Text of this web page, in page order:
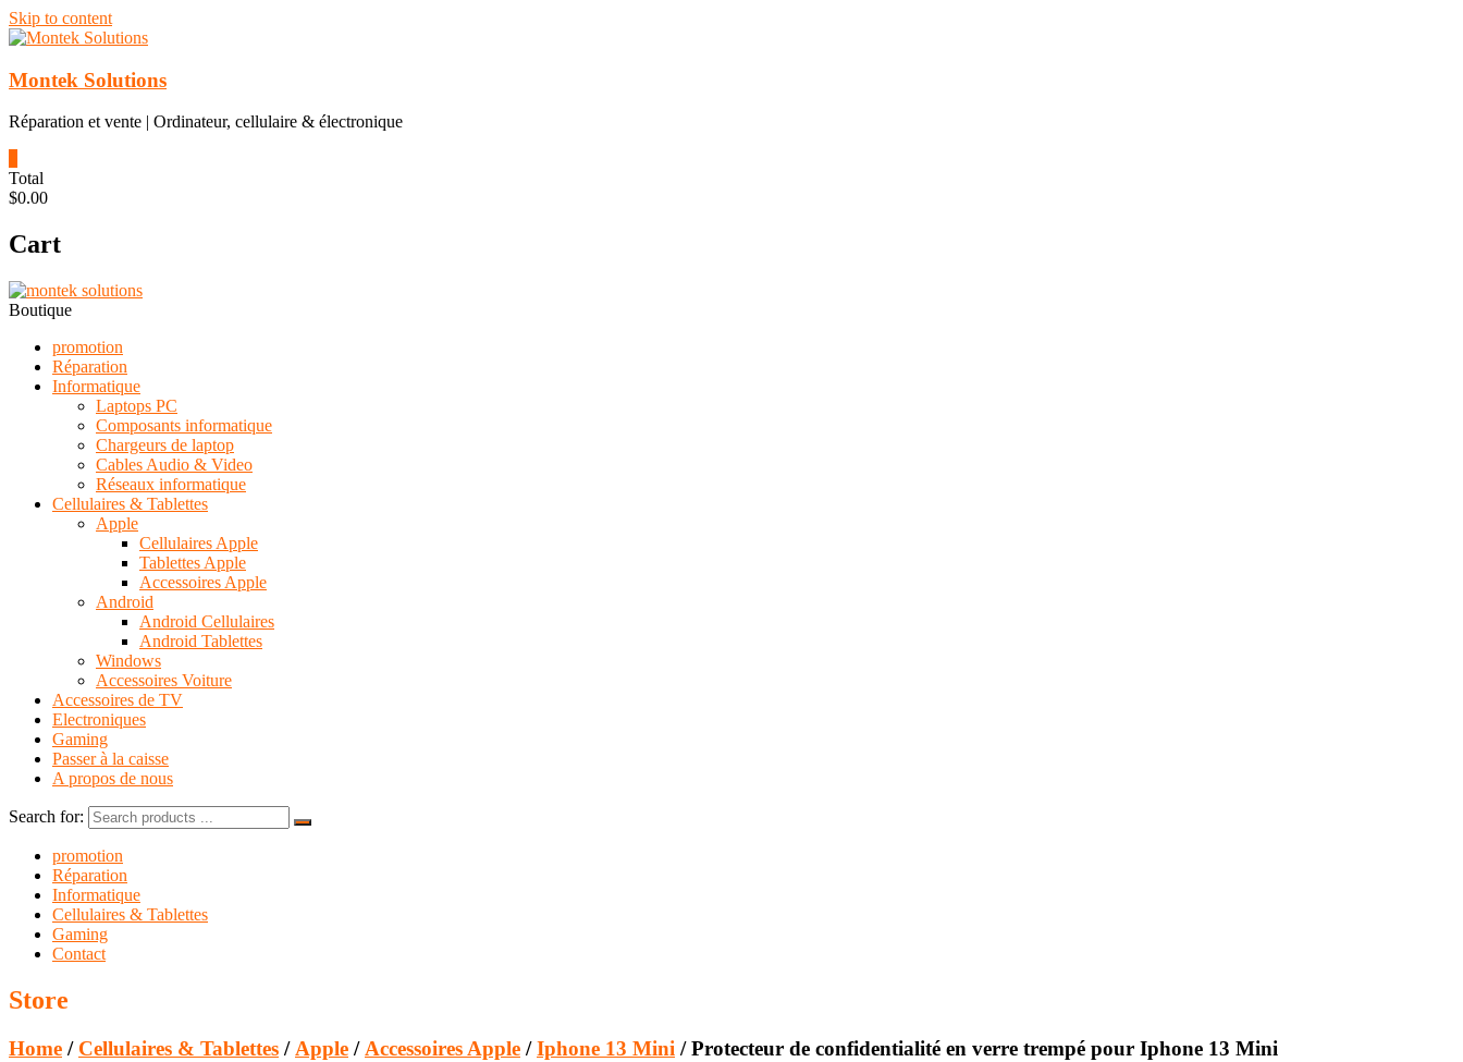
Skip to content
Montek Solutions
Réparation et vente | Ordinateur, cellulaire & électronique
Total
$0.00
Cart
Boutique
promotion
Réparation
Informatique
Laptops PC
Composants informatique
Chargeurs de laptop
Cables Audio & Video
Réseaux informatique
Cellulaires & Tablettes
Apple
Cellulaires Apple
Tablettes Apple
Accessoires Apple
Android
Android Cellulaires
Android Tablettes
Windows
Accessoires Voiture
Accessoires de TV
Electroniques
Gaming
Passer à la caisse
A propos de nous
Search for:
promotion
Réparation
Informatique
Cellulaires & Tablettes
Gaming
Contact
Store
Home / Cellulaires & Tablettes / Apple / Accessoires Apple /Iphone 13 Mini / Protecteur de confidentialité en verre trempé pour Iphone 13 Mini